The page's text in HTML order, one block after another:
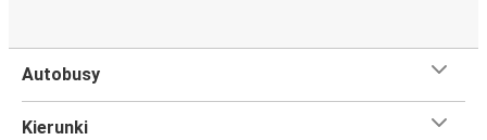
Autobusy
Kierunki